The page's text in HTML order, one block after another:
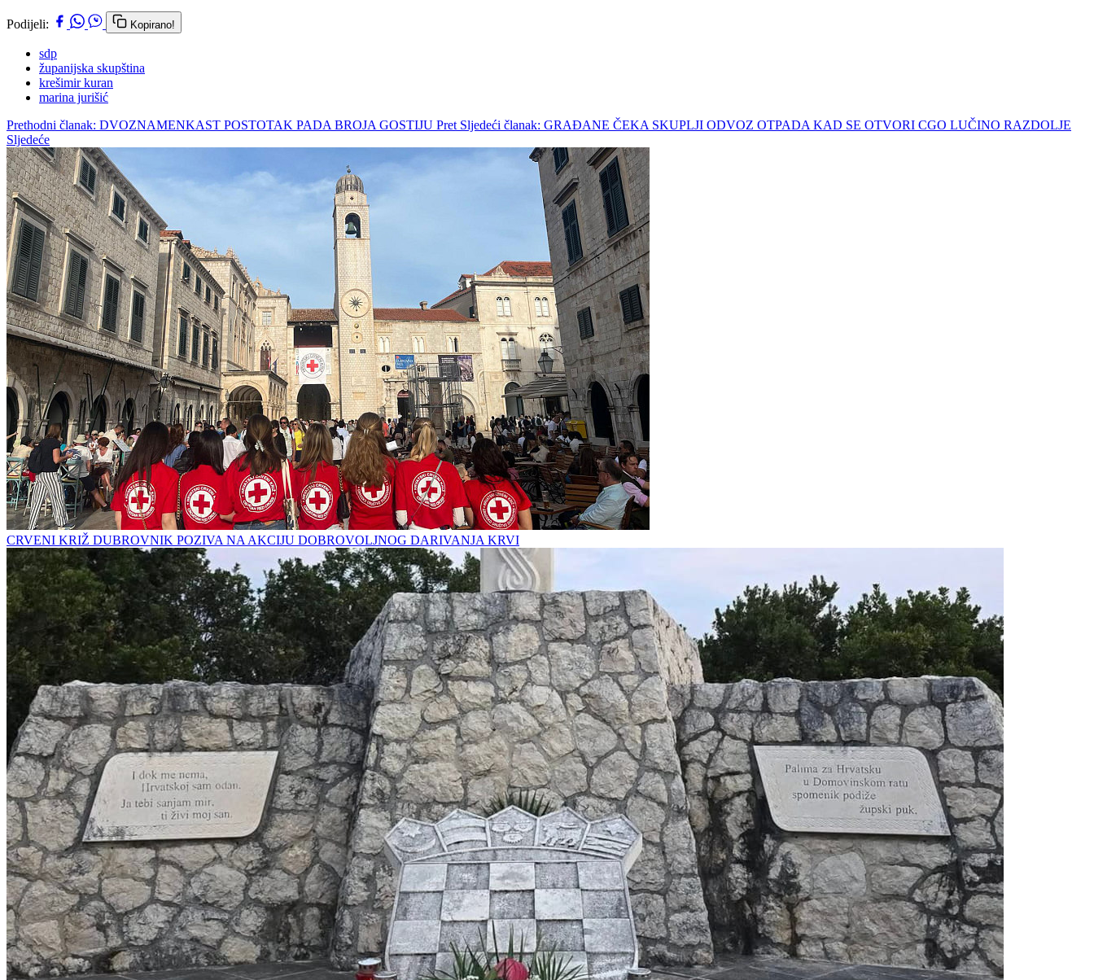
Podijeli: Kopirano!
sdp
županijska skupština
krešimir kuran
marina jurišić
Prethodni članak: DVOZNAMENKAST POSTOTAK PADA BROJA GOSTIJU Pret Sljedeći članak: GRAĐANE ČEKA SKUPLJI ODVOZ OTPADA KAD SE OTVORI CGO LUČINO RAZDOLJE
Sljedeće
CRVENI KRIŽ DUBROVNIK POZIVA NA AKCIJU DOBROVOLJNOG DARIVANJA KRVI